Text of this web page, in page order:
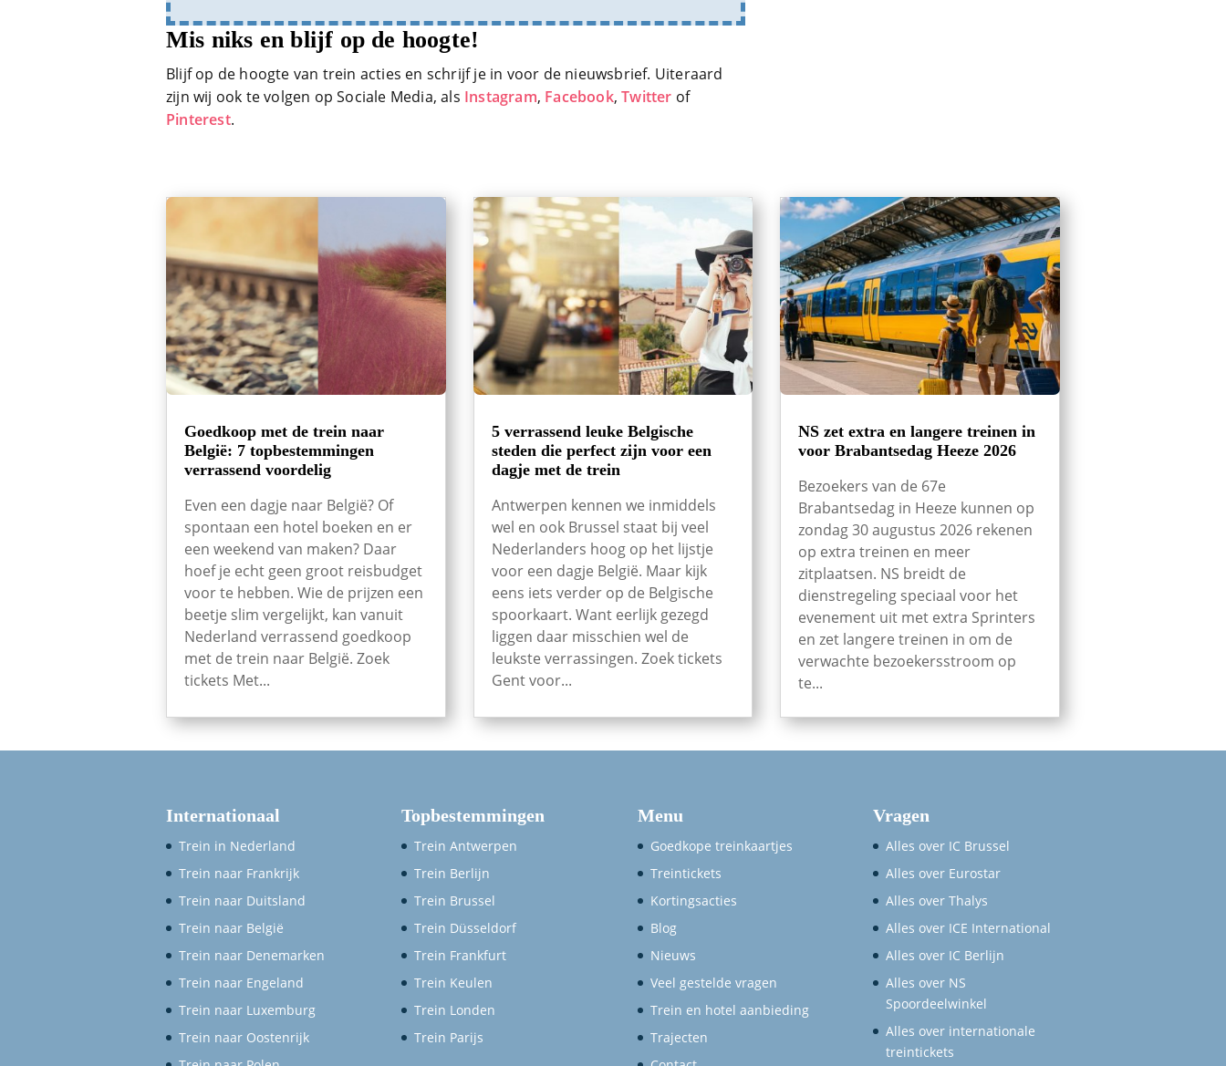
Mis niks en blijf op de hoogte!
Blijf op de hoogte van trein acties en schrijf je in voor de nieuwsbrief. Uiteraard
zijn wij ook te volgen op Sociale Media, als Instagram, Facebook,Twitter of
Pinterest.
Goedkoop met de trein naar
België: 7 topbestemmingen
verrassend voordelig
Even een dagje naar België? Of
spontaan een hotel boeken en er
een weekend van maken? Daar
hoef je echt geen groot reisbudget
voor te hebben. Wie de prijzen een
beetje slim vergelijkt, kan vanuit
Nederland verrassend goedkoop
met de trein naar België. Zoek
tickets Met...
5 verrassend leuke Belgische
steden die perfect zijn voor een
dagje met de trein
Antwerpen kennen we inmiddels
wel en ook Brussel staat bij veel
Nederlanders hoog op het lijstje
voor een dagje België. Maar kijk
eens iets verder op de Belgische
spoorkaart. Want eerlijk gezegd
liggen daar misschien wel de
leukste verrassingen. Zoek tickets
Gent voor...
NS zet extra en langere treinen in
voor Brabantsedag Heeze 2026
Bezoekers van de 67e
Brabantsedag in Heeze kunnen op
zondag 30 augustus 2026 rekenen
op extra treinen en meer
zitplaatsen. NS breidt de
dienstregeling speciaal voor het
evenement uit met extra Sprinters
en zet langere treinen in om de
verwachte bezoekersstroom op
te...
Internationaal
Trein in Nederland
Trein naar Frankrijk
Trein naar Duitsland
Trein naar België
Trein naar Denemarken
Trein naar Engeland
Trein naar Luxemburg
Trein naar Oostenrijk
Topbestemmingen
Trein Antwerpen
Trein Berlijn
Trein Brussel
Trein Düsseldorf
Trein Frankfurt
Trein Keulen
Trein Londen
Trein Parijs
Menu
Goedkope treinkaartjes
Treintickets
Kortingsacties
Blog
Nieuws
Veel gestelde vragen
Trein en hotel aanbieding
Trajecten
Vragen
Alles over IC Brussel
Alles over Eurostar
Alles over Thalys
Alles over ICE International
Alles over IC Berlijn
Alles over NS
Spoordeelwinkel
Alles over internationale
treintickets